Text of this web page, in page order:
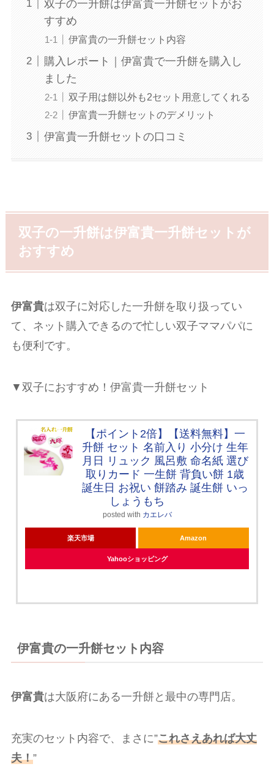
双子の一升餅は伊富貴一升餅セットがお
すすめ
伊富貴の一升餅セット内容
購入レポート｜伊富貴で一升餅を購入し
ました
双子用は餅以外も2セット用意してくれる
伊富貴一升餅セットのデメリット
伊富貴一升餅セットの口コミ
双子の一升餅は伊富貴一升餅セット が
おすすめ
伊富貴は双子に対応した一升餅を取り扱ってい
て、ネット購入できるので忙しい双子ママパパに
も便利です。
▼双子におすすめ！伊富貴一升餅セット
【ポイント2倍】【送料無料】一
升餅 セット 名前入り 小分け 生年
月日 リュック 風呂敷 命名紙 選び
取りカード 一生餅 背負い餅 1歳
誕生日 お祝い 餅踏み 誕生餅 いっ
しょうもち
posted with カエレバ
楽天市場 Amazon
Yahooショッピング
伊富貴の一升餅セット 内容
伊富貴は大阪府にある一升餅と最中の専門店。
充実のセット内容で、まさに”これさえあれば大丈
夫！”